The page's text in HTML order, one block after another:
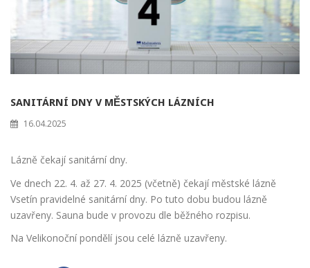
SANITÁRNÍ DNY V MĚSTSKÝCH LÁZNÍCH
16.04.2025
Lázně čekají sanitární dny.
Ve dnech 22. 4. až 27. 4. 2025 (včetně) čekají městské lázně
Vsetín pravidelné sanitární dny. Po tuto dobu budou lázně
uzavřeny. Sauna bude v provozu dle běžného rozpisu.
Na Velikonoční pondělí jsou celé lázně uzavřeny.